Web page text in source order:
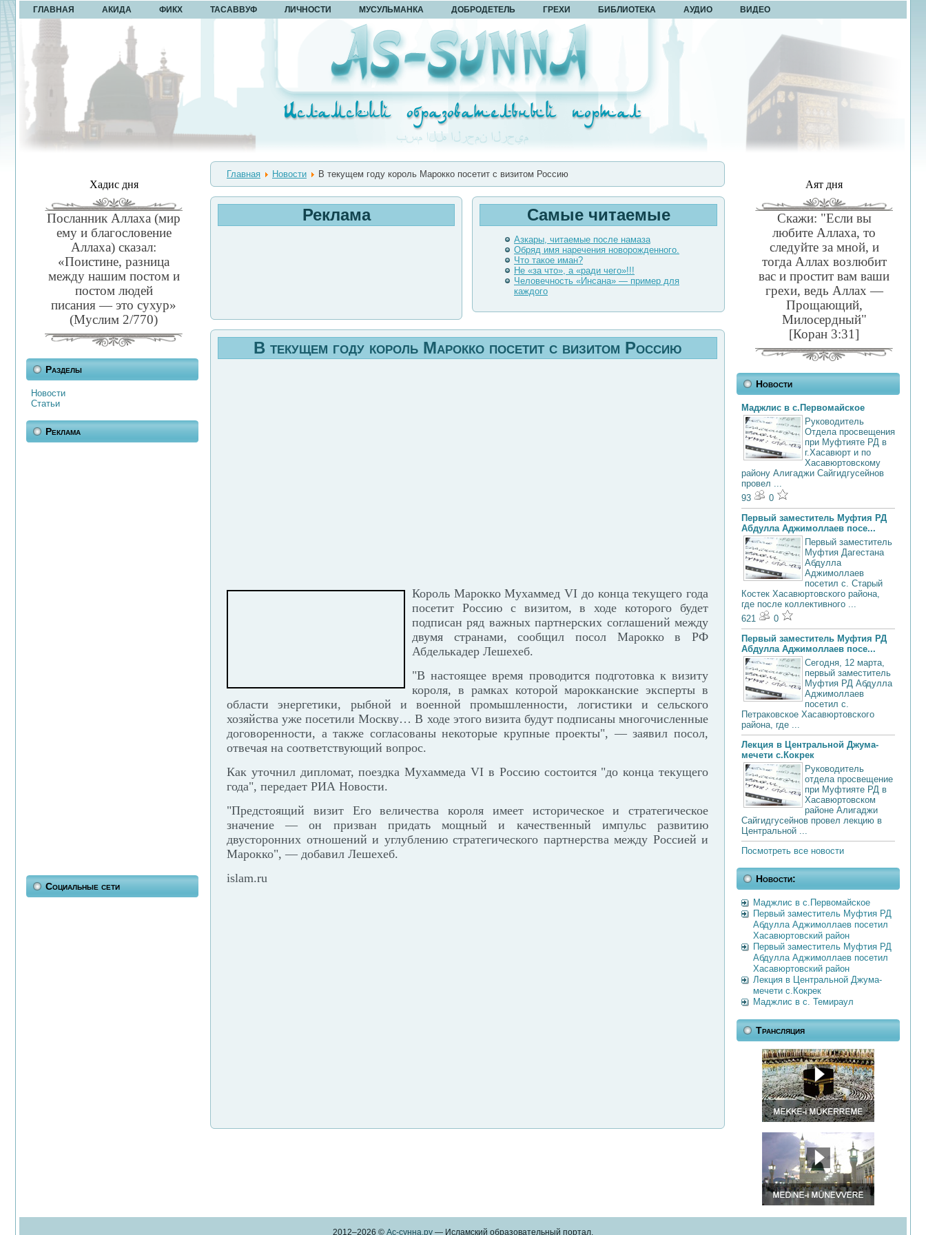
ГЛАВНАЯ АКИДА ФИКХ ТАСАВВУФ ЛИЧНОСТИ МУСУЛЬМАНКА ДОБРОДЕТЕЛЬ ГРЕХИ БИБЛИОТЕКА АУДИО ВИДЕО
Хадис дня
Посланник Аллаха (мир
ему и благословение
Аллаха) сказал:
«Поистине, разница
между нашим постом и
постом людей
писания — это сухур»
(Муслим 2/770)
Разделы
Новости
Статьи
Реклама
Социальные сети
Главная Новости В текущем году король Марокко посетит с визитом Россию
Реклама Самые читаемые
Азкары, читаемые после намаза
Обряд имя наречения новорожденного.
Что такое иман?
Не «за что», а «ради чего»!!!
Человечность «Инсана» — пример для
каждого
В текущем году король Марокко посетит с визитом Россию
Король Марокко Мухаммед VI до конца текущего года
посетит Россию с визитом, в ходе которого будет
подписан ряд важных партнерских соглашений между
двумя странами, сообщил посол Марокко в РФ
Абделькадер Лешехеб.
"В настоящее время проводится подготовка к визиту
короля, в рамках которой марокканские эксперты в
области энергетики, рыбной и военной промышленности, логистики и сельского
хозяйства уже посетили Москву… В ходе этого визита будут подписаны многочисленные
договоренности, а также согласованы некоторые крупные проекты", — заявил посол,
отвечая на соответствующий вопрос.
Как уточнил дипломат, поездка Мухаммеда VI в Россию состоится "до конца текущего
года", передает РИА Новости.
"Предстоящий визит Его величества короля имеет историческое и стратегическое
значение — он призван придать мощный и качественный импульс развитию
двусторонних отношений и углублению стратегического партнерства между Россией и
Марокко", — добавил Лешехеб.
islam.ru
Аят дня
Скажи: "Если вы
любите Аллаха, то
следуйте за мной, и
тогда Аллах возлюбит
вас и простит вам ваши
грехи, ведь Аллах —
Прощающий,
Милосердный"
[Коран 3:31]
Новости
Маджлис в с.Первомайское
Руководитель
Отдела просвещения
при Муфтияте РД в
г.Хасавюрт и по
Хасавюртовскому
району Алигаджи Сайгидгусейнов
провел ...
93
0
Первый заместитель Муфтия РД
Абдулла Аджимоллаев посе...
Первый заместитель
Муфтия Дагестана
Абдулла
Аджимоллаев
посетил с. Старый
Костек Хасавюртовского района,
где после коллективного ...
621
0
Первый заместитель Муфтия РД
Абдулла Аджимоллаев посе...
Сегодня, 12 марта,
первый заместитель
Муфтия РД Абдулла
Аджимоллаев
посетил с.
Петраковское Хасавюртовского
района, где ...
Лекция в Центральной Джума-
мечети с.Кокрек
Руководитель
отдела просвещение
при Муфтияте РД в
Хасавюртовском
районе Алигаджи
Сайгидгусейнов провел лекцию в
Центральной ...
Посмотреть все новости
Новости:
Маджлис в с.Первомайское
Первый заместитель Муфтия РД
Абдулла Аджимоллаев посетил
Хасавюртовский район
Первый заместитель Муфтия РД
Абдулла Аджимоллаев посетил
Хасавюртовский район
Лекция в Центральной Джума-
мечети с.Кокрек
Маджлис в с. Темираул
Трансляция
2012–2026 © Ас-сунна.ру — Исламский образовательный портал.